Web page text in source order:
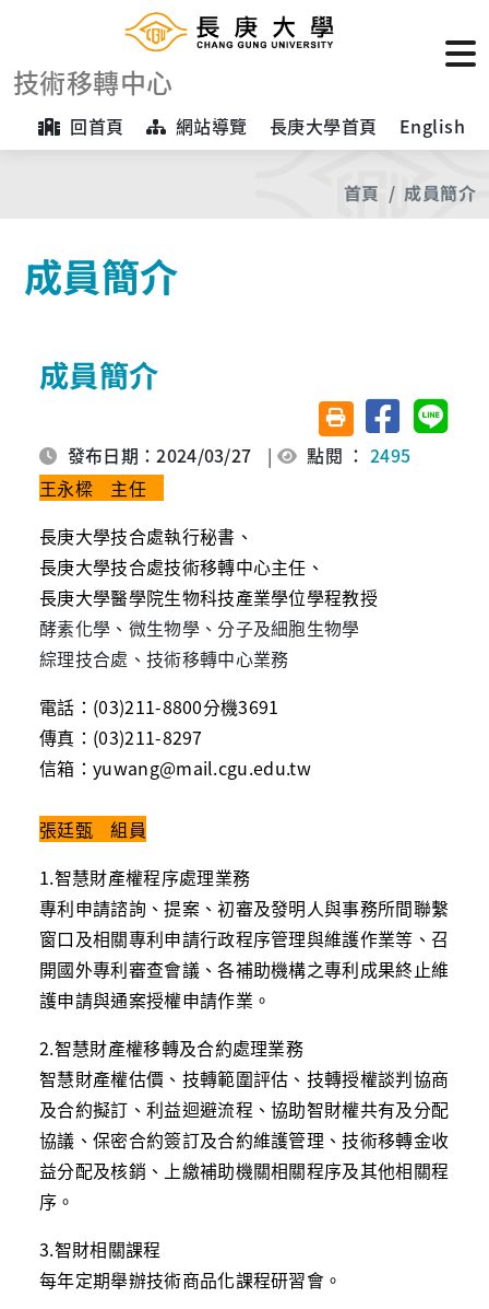
技術移轉中心
回首頁 網站導覽 長庚大學首頁 English
首頁 成員簡介
成員簡介
成員簡介
友善列印(另開視窗)
分享至臉書分享
發布日期：2024/03/27 | 點閱 ：2495
王永樑 主任
長庚大學技合處執行秘書、
長庚大學技合處技術移轉中心主任、
長庚大學醫學院生物科技產業學位學程教授
酵素化學、微生物學、分子及細胞生物學
綜理技合處、技術移轉中心業務
電話： (03)211-8800分機3691
傳真： (03)211-8297
信箱： yuwang@mail.cgu.edu.tw
張廷甄 組員
1.智慧財產權程序處理業務
專利申請諮詢、提案、初審及發明人與事務所間聯繫
窗口及相關專利申請行政程序管理與維護作業等、召
開國外專利審查會議、各補助機構之專利成果終止維
護申請與通案授權申請作業。
2.智慧財產權移轉及合約處理業務
智慧財產權估價、技轉範圍評估、技轉授權談判協商
及合約擬訂、利益迴避流程、協助智財權共有及分配
協議、保密合約簽訂及合約維護管理、技術移轉金收
益分配及核銷、上繳補助機關相關程序及其他相關程
序。
3.智財相關課程
每年定期舉辦技術商品化課程研習會。